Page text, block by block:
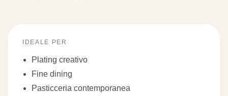
IDEALE PER
Plating creativo
Fine dining
Pasticceria contemporanea